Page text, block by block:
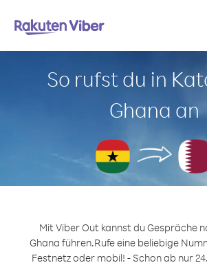
So rufst du in
Ghana an
Mit Viber Out kannst du Gespräche
Ghana führen.Rufe eine beliebige
Festnetz oder mobil! - Schon ab nur